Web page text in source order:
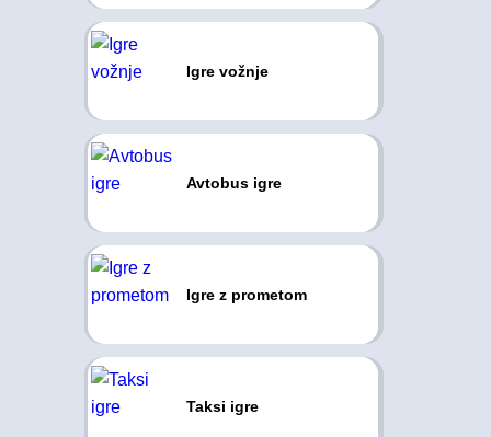
Igre vožnje
Avtobus igre
Igre z prometom
Taksi igre